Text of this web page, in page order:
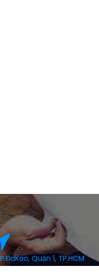
Quận 1, TP.HCM